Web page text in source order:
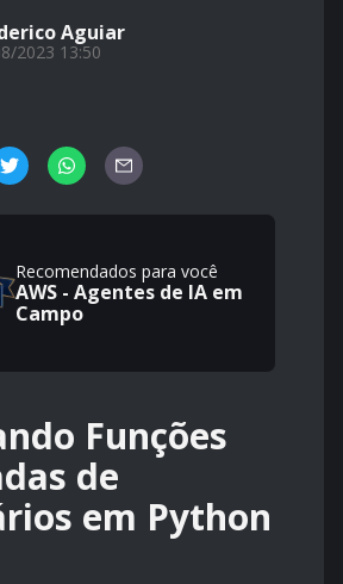
Aguiar
2023 13:50
Recomendados para você
AWS - Agentes de IA em
Campo
Funções
de
em Python